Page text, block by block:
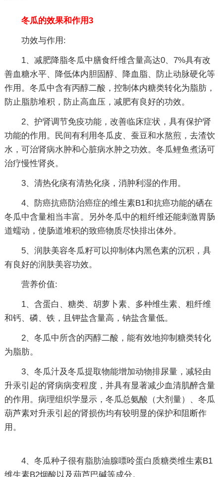
冬瓜的效果和作用3
功效与作用:
1、减肥降脂冬瓜中膳食纤维含量高达0、7%具有改
善血糖水平、降低体内胆固醇、降血脂、防止动脉硬化等
作用。冬瓜中含有丙醇二酸，控制体内糖类转化为脂肪，
防止脂肪堆积，防止高血压，减肥有良好的功效。
2、护肾调节免疫功能，改善临床症状，具有保护肾
功能的作用。民间有利用冬瓜皮、蚕豆和水熬煎，去渣饮
水，可治肾病水肿和心脏病水肿之功效。冬瓜鲤鱼煮汤可
治疗慢性肾炎。
3、清热化痰有清热化痰，消肿利湿的作用。
4、防癌抗癌防治癌症的维生素B1和抗癌功能的硒在
冬瓜中含量相当丰富。另外冬瓜中的粗纤维还能刺激胃肠
道蠕动，使肠道堆积的致癌物质尽快排出体外。
5、润肤美容冬瓜籽可以抑制体内黑色素的沉积，具
有良好的润肤美容功效。
营养价值:
1、含蛋白、糖类、胡萝卜素、多种维生素、粗纤维
和钙、磷、铁，且钾盐含量高，钠盐含量低。
2、冬瓜中所含的丙醇二酸，能有效地抑制糖类转化
为脂肪。
3、冬瓜汁及冬瓜提取物能增加动物排尿量，减轻由
升汞引起的肾病病变程度，并具有显著减少血清肌醉含量
的作用。病理组织学显示，冬瓜总氨酸（大剂量）、冬瓜
葫芦素对升汞引起的肾损伤均有较明显的保护和阻断作
用。
4、冬瓜种子很有脂肪油腺嘌呤蛋白质糖类维生素B1
维生素B2烟酸以及葫芦巴碱等成分。